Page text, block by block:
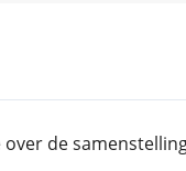
de samenstelling